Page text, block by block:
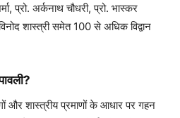
प्रो. अर्कनाथ चौधरी, प्रो. भास्कर
शास्त्री समेत 100 से अधिक विद्वान
और शास्त्रीय प्रमाणों के आधार पर गहन